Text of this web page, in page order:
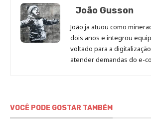
João Gusson
João ja atuou como
dois anos e integrou
voltado para a
atender demandas do e-
VOCÊ PODE GOSTAR TAMBÉM